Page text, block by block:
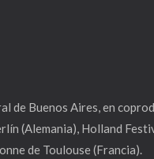
de Buenos Aires, en
(Alemania), Holland
de Toulouse (Francia).